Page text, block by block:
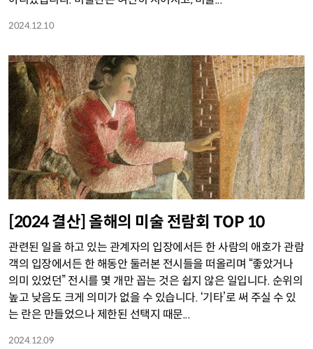
2024.12.10
[2024 결산] 올해의 미술 전람회 TOP 10
관련된 일을 하고 있는 관계자의 입장에서든 한 사람의 애호가 관람
객의 입장에서든 한 해동안 둘러본 전시들을 떠올리며 “좋았거나
의미 있었던” 전시를 몇 개만 꼽는 것은 쉽지 않은 일입니다. 순위의
높고 낮음도 크게 의미가 없을 수 있습니다. ‘기타’로 써 주실 수 있
는 란은 만들었으나 제한된 선택지 때문...
2024.12.09